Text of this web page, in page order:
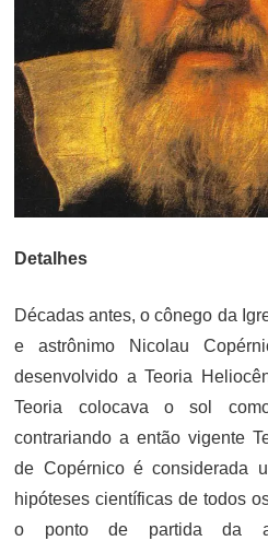
Detalhes
Décadas antes, o cônego da
e astrônimo Nicolau
desenvolvido a Teoria
Teoria colocava o sol
contrariando a então vigente
de Copérnico é considerada
hipóteses científicas de todos
o ponto de partida da